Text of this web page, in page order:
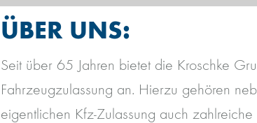
ÜBER UNS:
Seit über 65 Jahren bietet die Kroschke
Fahrzeugzulassung an. Hierzu gehören
eigentlichen Kfz-Zulassung auch